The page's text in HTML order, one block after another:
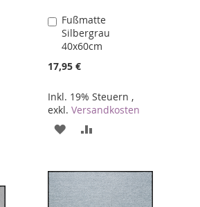
Fußmatte
Silbergrau
40x60cm
17,95 €
Inkl. 19% Steuern ,
exkl.Versandkosten
In
den
Warenkorb
ZUR
HINZUFÜGEN
HINZUFÜGEN